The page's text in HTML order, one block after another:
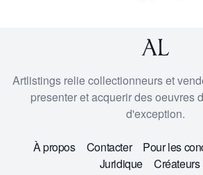
Artlistings relie collectionneurs et
presenter et acquerir des oeuvres
d'exception.
À propos Contacter
Pour les
Juridique
Créateurs